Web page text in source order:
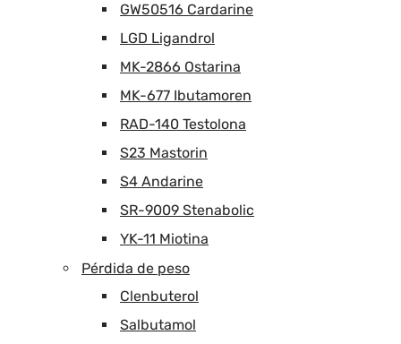
GW50516 Cardarine
LGD Ligandrol
MK-2866 Ostarina
MK-677 Ibutamoren
RAD-140 Testolona
S23 Mastorin
S4 Andarine
SR-9009 Stenabolic
YK-11 Miotina
Pérdida de peso
Clenbuterol
Salbutamol